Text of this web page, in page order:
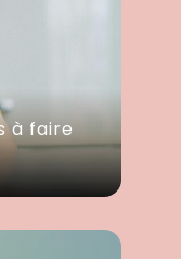
à faire